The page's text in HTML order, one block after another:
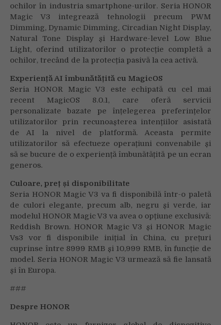
ochilor în industria smartphone-urilor. Seria HONOR
Magic V3 integrează tehnologii precum PWM
Dimming, Dynamic Dimming, Circadian Night Display,
Natural Tone Display și Hardware-level Low Blue
Light, oferind utilizatorilor o protecție completă a
ochilor, trecând de la protecția pasivă la cea activă.
Experiență AI îmbunătățită cu MagicOS
Seria HONOR Magic V3 este echipată cu cel mai
recent MagicOS 8.0.1, care oferă servicii
personalizate bazate pe înțelegerea preferințelor
utilizatorilor prin recunoașterea intențiilor asistată
de AI la nivel de platformă. Aceasta permite
utilizatorilor să efectueze operațiuni convenabile și
să se bucure de o experiență îmbunătățită pe un ecran
generos.
Culoare, preț și disponibilitate
Seria HONOR Magic V3 va fi disponibilă într-o paletă
de culori elegante, precum alb, negru și verde, iar
modelul HONOR Magic V3 va avea o opțiune exclusivă:
Reddish Brown. HONOR Magic V3 și HONOR Magic
Vs3 vor fi disponibile inițial în China, cu prețuri
cuprinse între 8999 RMB și 10,999 RMB, în funcție de
model. Seria HONOR Magic V3 urmează să fie lansată
și în Europa.
###
Despre HONOR